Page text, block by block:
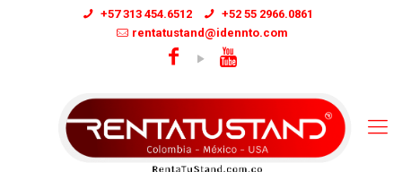
+57 313 454.6512
+52 55 2966.0861
rentatustand@idennto.com